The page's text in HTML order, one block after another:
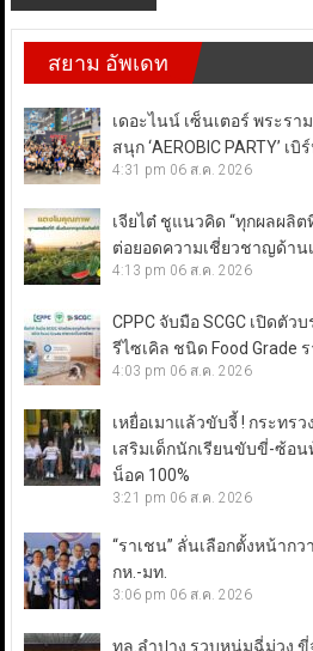
สยาม อัพเดท
เดอะไนน์ เซ็นเตอร์ พระร
สนุก ‘AEROBIC PARTY’
4:31 pm 06 ส.ค. 2026
เจียไต๋ ชูแนวคิด “ทุกผลผลิ
ต่อยอดความเชี่ยวชาญด้าน
4:13 pm 06 ส.ค. 2026
CPPC จับมือ SCGC เปิดตั
รีไซเคิล ชนิด Food Grade
4:03 pm 06 ส.ค. 2026
เหยื่อเมาแล้วขับจี้ ! กระทร
เสริมเด็กนักเรียนขับขี่-ซ้อ
น็อค 100%
3:21 pm 06 ส.ค. 2026
“ราเชน” ลั่นเลือกตั้งหน้าก
กห.-มท.
3:06 pm 06 ส.ค. 2026
ทล.ลำปาง รวบหนุ่มฉี่ม่วง ขี่